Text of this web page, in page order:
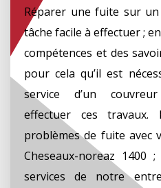
Réparer une fuite sur un
tâche facile à effectuer ;
compétences et des
pour cela qu’il est
service d’un
effectuer ces
problèmes de fuite avec
Cheseaux-noreaz 1400
services de notre